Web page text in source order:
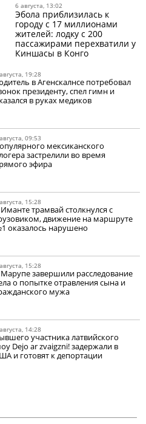
6 августа, 13:02
Эбола приблизилась к
городу с 17 миллионами
жителей: лодку с 200
пассажирами перехватили у
Киншасы в Конго
19:28
в Агенскалнсе потребовал
президенту, спел гимн и
в руках медиков
09:53
мексиканского
застрелили во время
эфира
15:28
трамвай столкнулся с
движение на маршруте
оказалось нарушено
15:28
завершили расследование
о попытке отравления сына и
мужа
14:28
участника латвийского
Dejo ar zvaigzni! задержали в
и готовят к депортации